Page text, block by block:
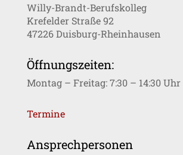
Willy-Brandt-Berufskolleg
Krefelder Straße 92
47226 Duisburg-Rheinhausen
Öffnungszeiten:
Montag – Freitag: 7:30 – 14:30 Uhr
Termine
Ansprechpersonen